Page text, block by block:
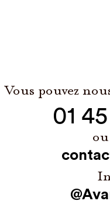
Vous pouvez
01
ou